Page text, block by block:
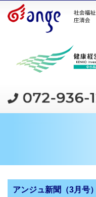
アンジュ新聞（3月号）